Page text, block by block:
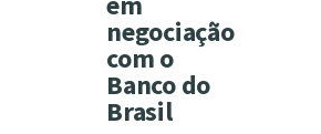
negociação
com o
Banco do
Brasil